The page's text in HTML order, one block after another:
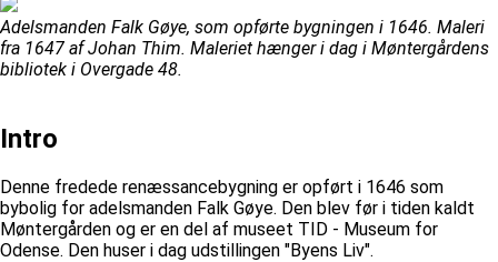
Adelsmanden Falk Gøye, som opførte bygningen i 1646. Maleri
fra 1647 af Johan Thim. Maleriet hænger i dag i Møntergårdens
bibliotek i Overgade 48.
Intro
Denne fredede renæssancebygning er opført i 1646 som
bybolig for adelsmanden Falk Gøye. Den blev før i tiden kaldt
Møntergården og er en del af museet TID - Museum for
Odense. Den huser i dag udstillingen "Byens Liv".